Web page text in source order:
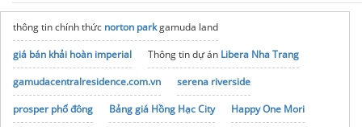
thông tin chính thức norton parkgamuda land
giá bán khải hoàn imperial
Thông tin dự án Libera Nha Trang
gamudacentralresidence.com.vn
serena riverside
prosper phố đông
Bảng giá Hồng Hạc City
Happy One Mori